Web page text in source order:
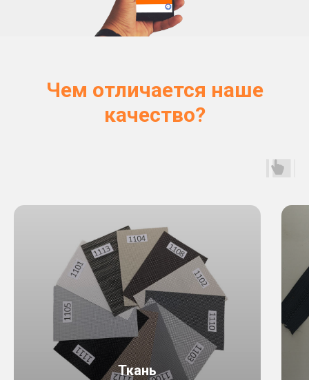
Чем отличается наше
качество?
Ткань